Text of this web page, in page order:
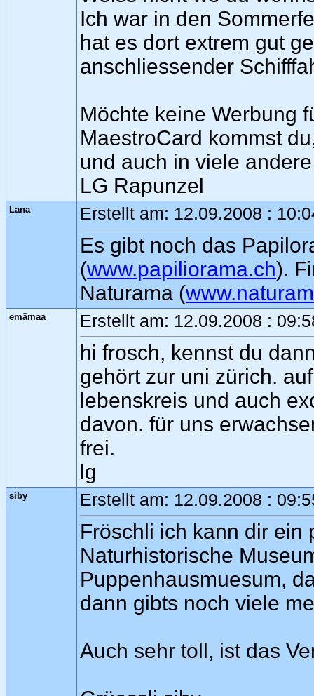
Ich war in den
hat es dort extrem gut
anschliessender
Möchte keine Werbung
MaestroCard kommst
und auch in viele
LG Rapunzel
Lana Erstellt am: 12.09.2008 :
Es gibt noch das
(www.papiliorama.ch).
Naturama (
emämaa Erstellt am: 12.09.2008 :
hi frosch, kennst du
gehört zur uni zürich.
lebenskreis und auch
davon. für uns
frei.
lg
siby Erstellt am: 12.09.2008 :
Fröschli ich kann dir ein
Naturhistorische
Puppenhausmuesum,
dann gibts noch viele
Auch sehr toll, ist das